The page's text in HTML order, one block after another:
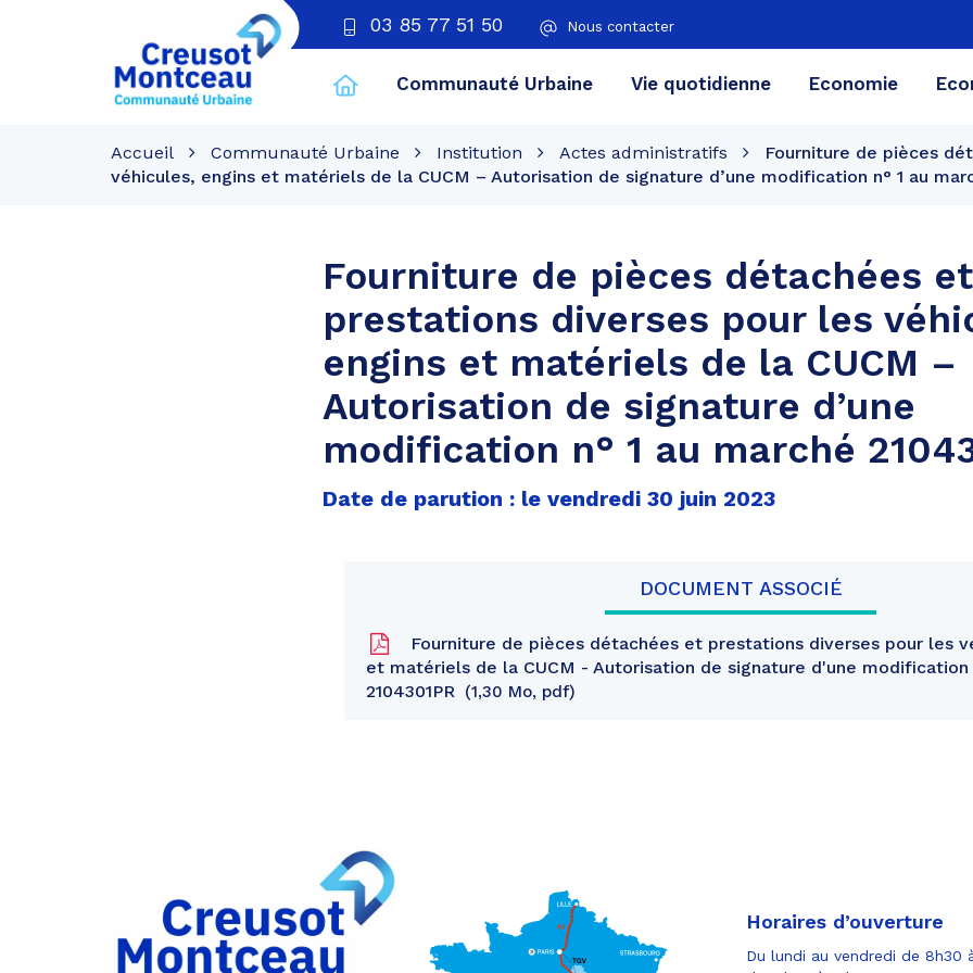
03 85 77 51 50 Nous contacter
Creusot
Montceau
Communauté Urbaine Vie quotidienne Economie
Accueil Communauté Urbaine Institution Actes administratifs
Fourniture de pièces
véhicules, engins et matériels de la CUCM – Autorisation de signature d’une modification n° 1 au
Fourniture de pièces détachées et
prestations diverses pour les
engins et matériels de la CUCM –
Autorisation de signature d’une
modification n° 1 au marché
Date de parution : le vendredi 30 juin 2023
DOCUMENT ASSOCIÉ
Fourniture de pièces détachées et prestations diverses pour les
et matériels de la CUCM - Autorisation de signature d'une modification
2104301PR
1,30 Mo, pdf
Partager
sur
Facebook
Partager
Horaires d’ouverture
Du lundi au vendredi de 8h30